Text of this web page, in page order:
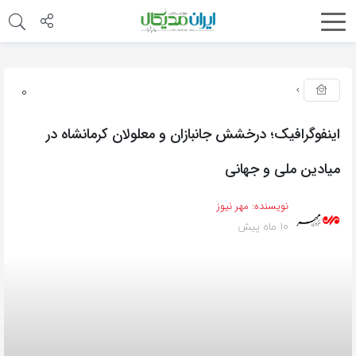
0
اینفوگرافیک؛ درخشش جانبازان و معلولان کرمانشاه در
میادین ملی و جهانی
نویسنده: مهر نیوز
10 ماه پیش